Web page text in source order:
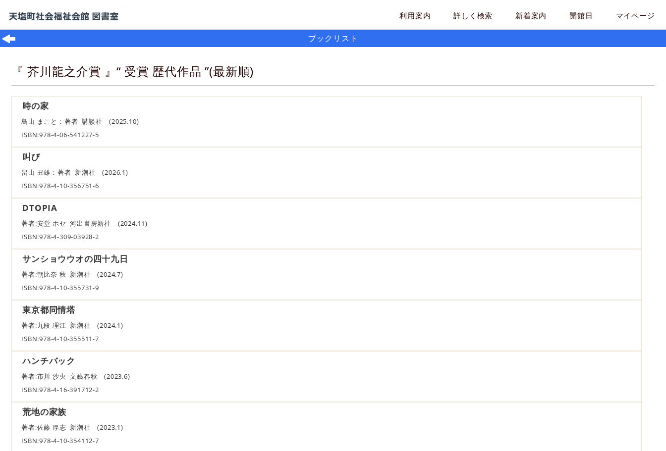
利用案内 詳しく検索 新着案内 開館日 マイページ
ブックリスト
『 芥川龍之介賞 』“ 受賞 歴代作品 ”(最新順)
時の家
鳥山 まこと：著者 講談社 (2025.10)
ISBN:978-4-06-541227-5
叫び
畠山 丑雄：著者 新潮社 (2026.1)
ISBN:978-4-10-356751-6
DTOPIA
著者:安堂 ホセ 河出書房新社 (2024.11)
ISBN:978-4-309-03928-2
サンショウウオの四十九日
著者:朝比奈 秋 新潮社 (2024.7)
ISBN:978-4-10-355731-9
東京都同情塔
著者:九段 理江 新潮社 (2024.1)
ISBN:978-4-10-355511-7
ハンチバック
著者:市川 沙央 文藝春秋 (2023.6)
ISBN:978-4-16-391712-2
荒地の家族
著者:佐藤 厚志 新潮社 (2023.1)
ISBN:978-4-10-354112-7